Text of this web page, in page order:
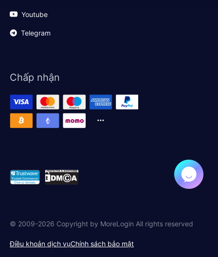
Youtube
Telegram
Chấp nhận
© 2009-2026 Copyright by MoreLogin All rights reserved
Điều khoản dịch vụChính sách bảo mật